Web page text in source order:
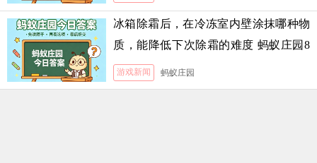
冰箱除霜后，在冷冻室内壁涂抹哪种物
质，能降低下次除霜的难度 蚂蚁庄园8
月5日答案
游戏新闻 蚂蚁庄园